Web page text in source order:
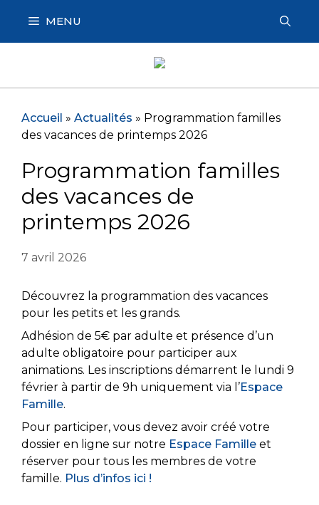
contenu
MENU
Accueil » Actualités » Programmation familles
des vacances de printemps 2026
Programmation familles
des vacances de
printemps 2026
7 avril 2026
Découvrez la programmation des vacances
pour les petits et les grands.
Adhésion de 5€ par adulte et présence d’un
adulte obligatoire pour participer aux
animations. Les inscriptions démarrent le lundi 9
février à partir de 9h uniquement via l’Espace
Famille.
Pour participer, vous devez avoir créé votre
dossier en ligne sur notre Espace Famille et
réserver pour tous les membres de votre
famille. Plus d’infos ici !